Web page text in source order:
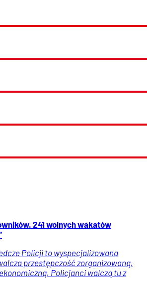
241 wolnych wakatów
Policji to wyspecjalizowana
przestępczość zorganizowaną,
Policjanci walczą tu z